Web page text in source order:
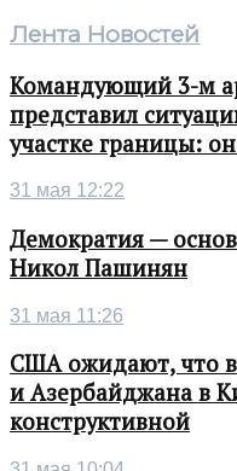
Лента Новостей
Командующий 3-м
представил
участке границы:
31 мая 12:22
Демократия —
Никол Пашинян
31 мая 11:26
США ожидают, что
и Азербайджана в
конструктивной